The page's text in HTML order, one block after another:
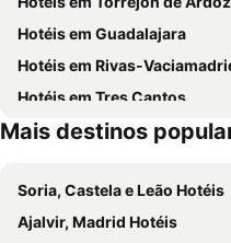
Hotéis em Guadalajara
Hotéis em Rivas-
Hotéis em Tres Cantos
Mais destinos
Soria, Castela e Leão Hotéis
Ajalvir, Madrid Hotéis